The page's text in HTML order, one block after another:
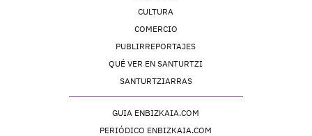
CULTURA
COMERCIO
PUBLIRREPORTAJES
QUÉ VER EN SANTURTZI
SANTURTZIARRAS
GUIA ENBIZKAIA.COM
PERIÓDICO ENBIZKAIA.COM